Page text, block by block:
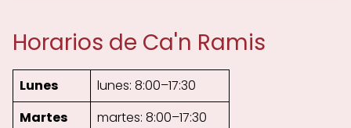
Horarios de Ca'n Ramis
Lunes
lunes: 8:00–17:30
Martes
martes: 8:00–17:30